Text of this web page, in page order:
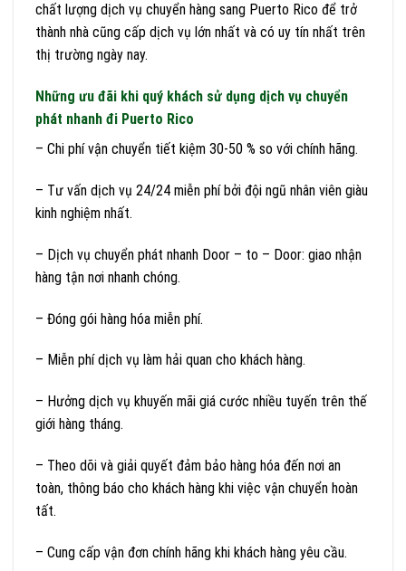
chất lượng dịch vụ chuyển hàng sang Puerto Rico để trở
thành nhà cũng cấp dịch vụ lớn nhất và có uy tín nhất trên
thị trường ngày nay.
Những ưu đãi khi quý khách sử dụng dịch vụ chuyển
phát nhanh đi Puerto Rico
– Chi phí vận chuyển tiết kiệm 30-50 % so với chính hãng.
– Tư vấn dịch vụ 24/24 miễn phí bởi đội ngũ nhân viên giàu
kinh nghiệm nhất.
– Dịch vụ chuyển phát nhanh Door – to – Door: giao nhận
hàng tận nơi nhanh chóng.
– Đóng gói hàng hóa miễn phí.
– Miễn phí dịch vụ làm hải quan cho khách hàng.
– Hưởng dịch vụ khuyến mãi giá cước nhiều tuyến trên thế
giới hàng tháng.
– Theo dõi và giải quyết đảm bảo hàng hóa đến nơi an
toàn, thông báo cho khách hàng khi việc vận chuyển hoàn
tất.
– Cung cấp vận đơn chính hãng khi khách hàng yêu cầu.